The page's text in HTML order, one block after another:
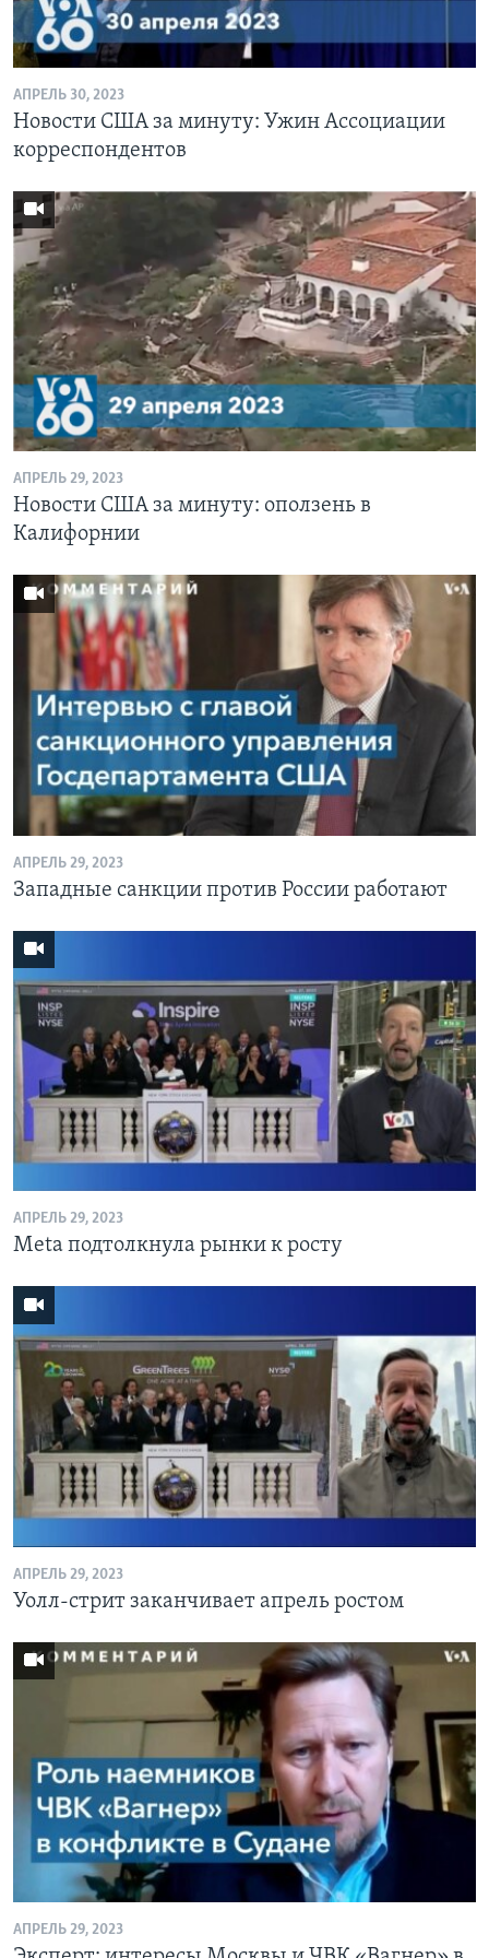
Learning English
СОЦИАЛЬНЫЕ СЕТИ
Языки
АПРЕЛЬ 30, 2023
Новости США за минуту: Ужин Ассоциации
корреспондентов
АПРЕЛЬ 29, 2023
Новости США за минуту: оползень в
Калифорнии
АПРЕЛЬ 29, 2023
Западные санкции против России работают
АПРЕЛЬ 29, 2023
Meta подтолкнула рынки к росту
АПРЕЛЬ 29, 2023
Уолл-стрит заканчивает апрель ростом
АПРЕЛЬ 29, 2023